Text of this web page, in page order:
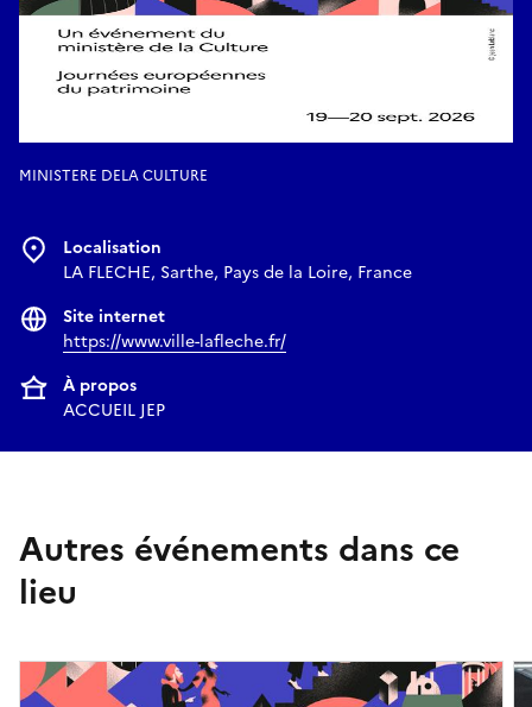
MINISTERE DELA CULTURE
Localisation
LA FLECHE, Sarthe, Pays de la Loire, France
Site internet
https://www.ville-lafleche.fr/
À propos
ACCUEIL JEP
Autres événements dans ce
lieu